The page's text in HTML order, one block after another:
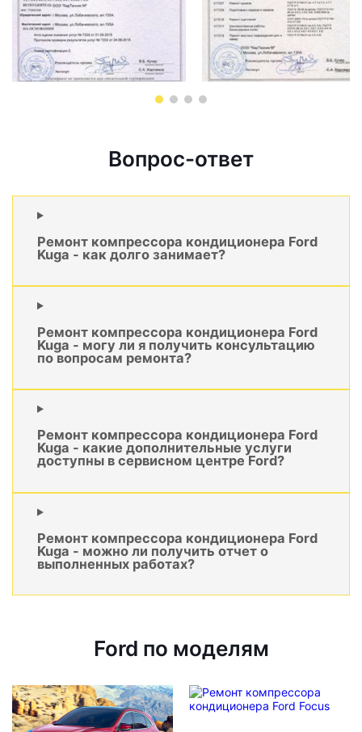
Вопрос-ответ
Ремонт компрессора кондиционера Ford
Kuga - как долго занимает?
Ремонт компрессора кондиционера Ford
Kuga - могу ли я получить консультацию
по вопросам ремонта?
Ремонт компрессора кондиционера Ford
Kuga - какие дополнительные услуги
доступны в сервисном центре Ford?
Ремонт компрессора кондиционера Ford
Kuga - можно ли получить отчет о
выполненных работах?
Ford по моделям